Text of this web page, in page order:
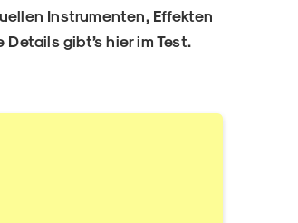
Instrumenten, Effekten
gibt’s hier im Test.